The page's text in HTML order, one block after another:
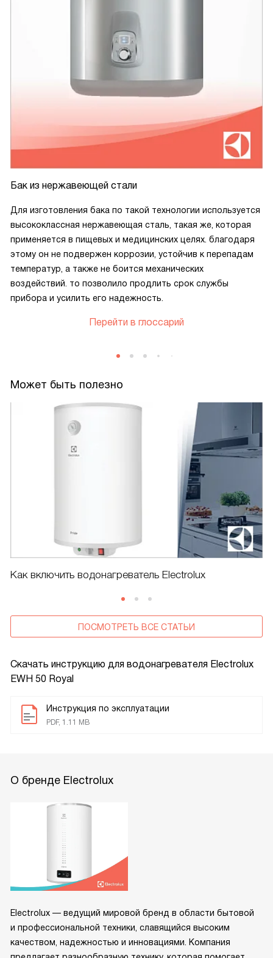
Скачать инструкцию для водонагревателя Electrolux
EWH 50 Royal
Инструкция по эксплуатации
PDF, 1.11 MB
Бак из нержавеющей стали
Для изготовления бака по такой технологии используется
высококлассная нержавеющая сталь, такая же, которая
применяется в пищевых и медицинских целях. благодаря
этому он не подвержен коррозии, устойчив к перепадам
температур, а также не боится механических
воздействий. то позволило продлить срок службы
прибора и усилить его надежность.
Перейти в глоссарий
Может быть полезно
Как включить водонагреватель Electrolux
ПОСМОТРЕТЬ ВСЕ СТАТЬИ
О бренде Electrolux
Electrolux — ведущий мировой бренд в области бытовой
и профессиональной техники, славящийся высоким
качеством, надежностью и инновациями. Компания